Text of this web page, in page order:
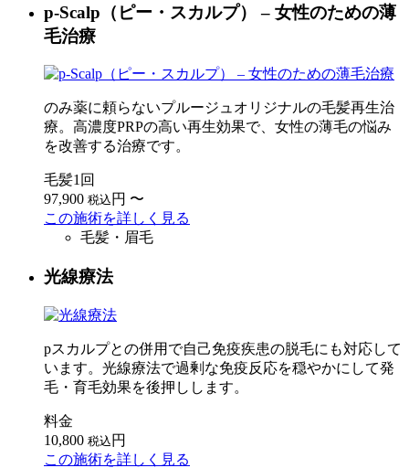
p-Scalp（ピー・スカルプ） – 女性のための薄
毛治療
のみ薬に頼らないプルージュオリジナルの毛髪再生治
療。高濃度PRPの高い再生効果で、女性の薄毛の悩み
を改善する治療です。
毛髪1回
97,900 税込 円 〜
この施術を詳しく見る
毛髪・眉毛
光線療法
pスカルプとの併用で自己免疫疾患の脱毛にも対応して
います。光線療法で過剰な免疫反応を穏やかにして発
毛・育毛効果を後押しします。
料金
10,800 税込 円
この施術を詳しく見る